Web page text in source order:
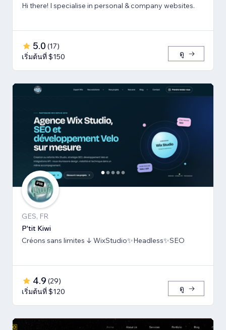
Hi there! I specialise in personal & company websites.
5.0 (17)
เริ่มต้นที่ $150
ดู
GES, FR
P'tit Kiwi
Créons sans limites ↓ WixStudio✨Headless✨SEO
4.9 (29)
เริ่มต้นที่ $120
ดู